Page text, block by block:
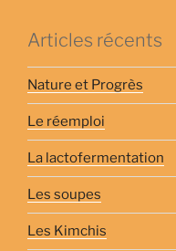
Articles récents
Nature et Progrès
Le réemploi
La lactofermentation
Les soupes
Les Kimchis